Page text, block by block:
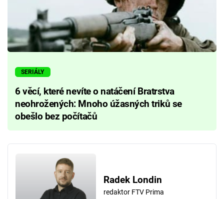
SERIÁLY
6 věcí, které nevíte o natáčení Bratrstva
neohrožených: Mnoho úžasných triků se
obešlo bez počítačů
Radek Londin
redaktor FTV Prima